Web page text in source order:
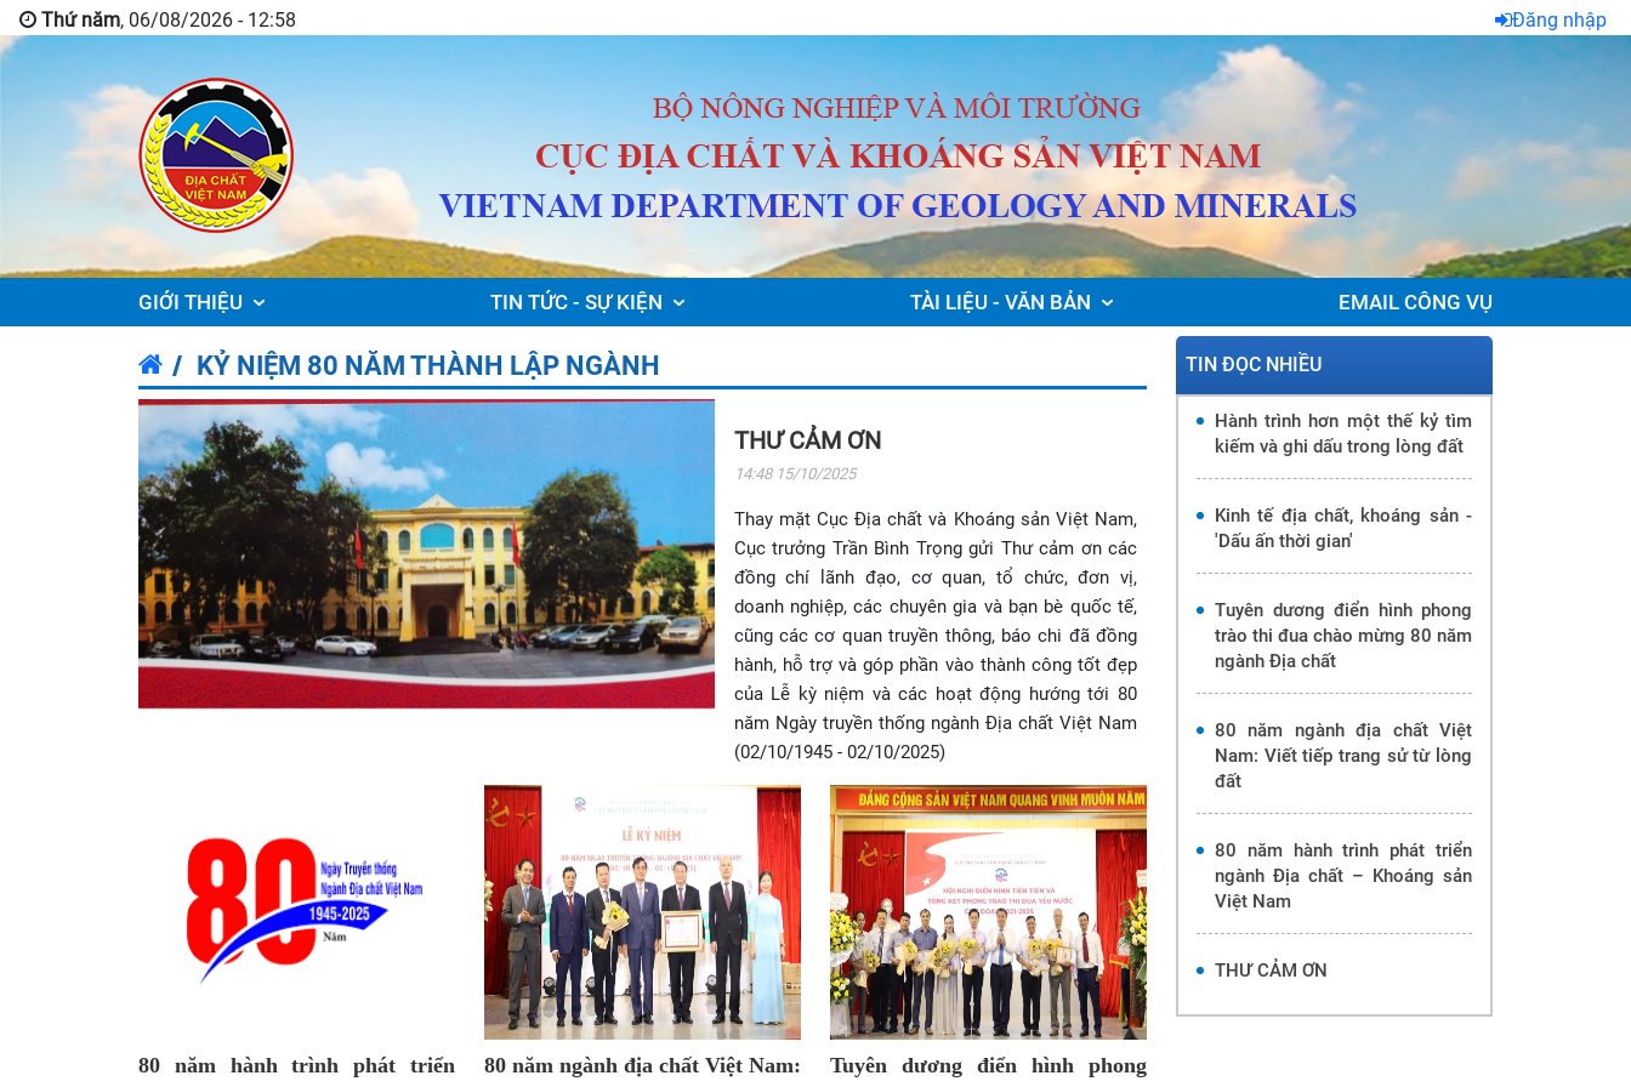
Thứ năm, 06/08/2026 - 12:58 Đăng nhập
GIỚI THIỆU TIN TỨC - SỰ KIỆN TÀI LIỆU - VĂN BẢN EMAIL CÔNG VỤ
KỶ NIỆM 80 NĂM THÀNH LẬP NGÀNH
THƯ CẢM ƠN
14:48 15/10/2025
Thay mặt Cục Địa chất và Khoáng sản Việt Nam,
Cục trưởng Trần Bình Trọng gửi Thư cảm ơn các
đồng chí lãnh đạo, cơ quan, tổ chức, đơn vị,
doanh nghiệp, các chuyên gia và bạn bè quốc tế,
cũng các cơ quan truyền thông, báo chi đã đồng
hành, hỗ trợ và góp phần vào thành công tốt đẹp
của Lễ kỳ niệm và các hoạt động hướng tới 80
năm Ngày truyền thống ngành Địa chất Việt Nam
(02/10/1945 - 02/10/2025)
80 năm hành trình phát triển
80 năm ngành địa chất Việt Nam:
Tuyên dương điển hình phong
TIN ĐỌC NHIỀU
Hành trình hơn một thế kỷ tìm
kiếm và ghi dấu trong lòng đất
Kinh tế địa chất, khoáng sản -
'Dấu ấn thời gian'
Tuyên dương điển hình phong
trào thi đua chào mừng 80 năm
ngành Địa chất
80 năm ngành địa chất Việt
Nam: Viết tiếp trang sử từ lòng
đất
80 năm hành trình phát triển
ngành Địa chất – Khoáng sản
Việt Nam
THƯ CẢM ƠN